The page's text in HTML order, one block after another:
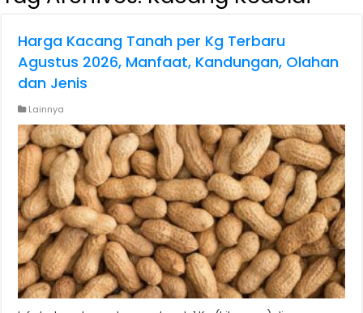
Harga Kacang Tanah per Kg Terbaru
Agustus 2026, Manfaat, Kandungan, Olahan
dan Jenis
Lainnya